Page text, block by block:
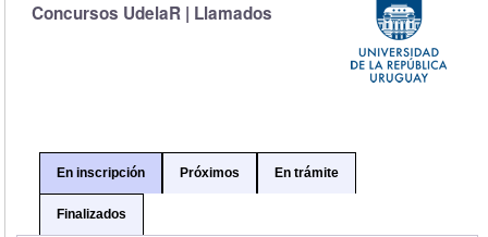
Concursos UdelaR | Llamados
En inscripción Próximos En trámite
Finalizados